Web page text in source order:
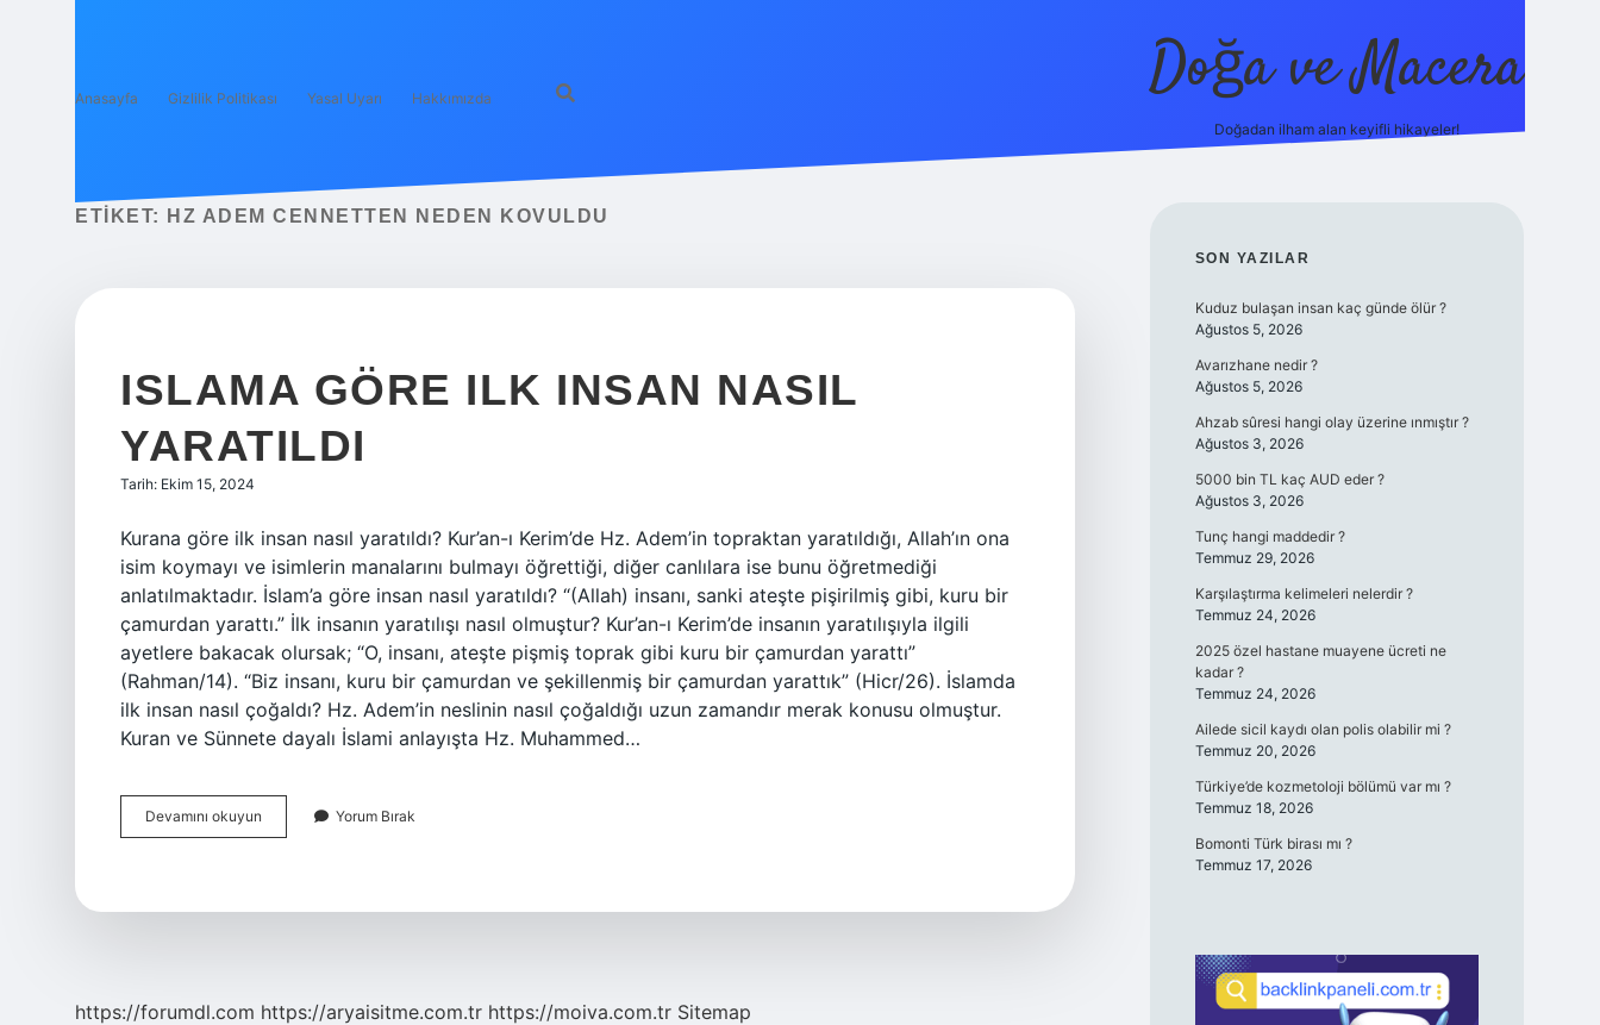
Anasayfa Gizlilik Politikası Yasal Uyarı Hakkımızda Doğa ve Macera
Doğadan ilham alan keyifli hikayeler!
ETIKET: HZ ADEM CENNETTEN NEDEN KOVULDU
ISLAMA GÖRE ILK INSAN NASIL
YARATILDI
Tarih: Ekim 15, 2024
Kurana göre ilk insan nasıl yaratıldı? Kur’an-ı Kerim’de Hz. Adem’in topraktan yaratıldığı, Allah’ın ona
isim koymayı ve isimlerin manalarını bulmayı öğrettiği, diğer canlılara ise bunu öğretmediği
anlatılmaktadır. İslam’a göre insan nasıl yaratıldı? “(Allah) insanı, sanki ateşte pişirilmiş gibi, kuru bir
çamurdan yarattı.” İlk insanın yaratılışı nasıl olmuştur? Kur’an-ı Kerim’de insanın yaratılışıyla ilgili
ayetlere bakacak olursak; “O, insanı, ateşte pişmiş toprak gibi kuru bir çamurdan yarattı”
(Rahman/14). “Biz insanı, kuru bir çamurdan ve şekillenmiş bir çamurdan yarattık” (Hicr/26). İslamda
ilk insan nasıl çoğaldı? Hz. Adem’in neslinin nasıl çoğaldığı uzun zamandır merak konusu olmuştur.
Kuran ve Sünnete dayalı İslami anlayışta Hz. Muhammed…
Devamını okuyun
Göre
Yorum Bırak
https://forumdl.com https://aryaisitme.com.tr https://moiva.com.tr Sitemap
SIDEBAR
SON YAZILAR
Kuduz bulaşan insan kaç günde ölür ?
Ağustos 5, 2026
Avarızhane nedir ?
Ağustos 5, 2026
Ahzab sûresi hangi olay üzerine ınmıştır ?
Ağustos 3, 2026
5000 bin TL kaç AUD eder ?
Ağustos 3, 2026
Tunç hangi maddedir ?
Temmuz 29, 2026
Karşılaştırma kelimeleri nelerdir ?
Temmuz 24, 2026
2025 özel hastane muayene ücreti ne
kadar ?
Temmuz 24, 2026
Ailede sicil kaydı olan polis olabilir mi ?
Temmuz 20, 2026
Türkiye’de kozmetoloji bölümü var mı ?
Temmuz 18, 2026
Bomonti Türk birası mı ?
Temmuz 17, 2026